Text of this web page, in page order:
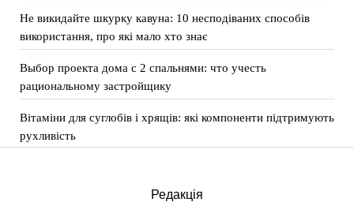
Не викидайте шкурку кавуна: 10 несподіваних способів
використання, про які мало хто знає
Выбор проекта дома с 2 спальнями: что учесть
рациональному застройщику
Вітаміни для суглобів і хрящів: які компоненти підтримують
рухливість
Редакція